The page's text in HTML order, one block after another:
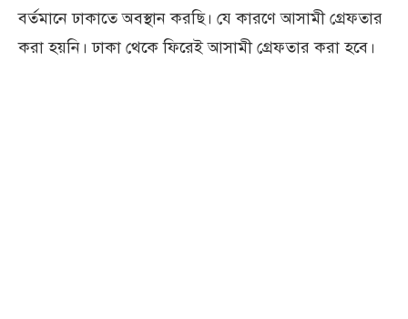
বর্তমানে ঢাকাতে অবস্থান করছি। যে কারণে আসামী গ্রেফতার
করা হয়নি। ঢাকা থেকে ফিরেই আসামী গ্রেফতার করা হবে।